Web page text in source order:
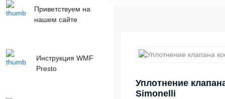
Приветствуем на
нашем сайте
Инструкция WMF
Presto
Уплотнение
Simonelli